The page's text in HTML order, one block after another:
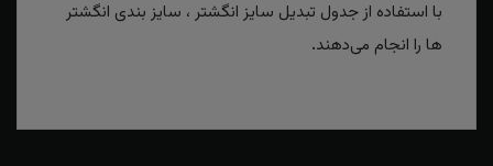
با استفاده از جدول تبدیل سایز انگشتر ، سایز بندی انگشتر
ها را انجام می‌دهند.